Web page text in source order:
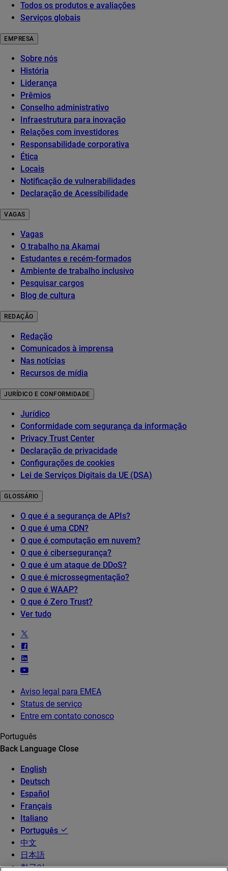
Todos os produtos e avaliações
Serviços globais
EMPRESA
Sobre nós
História
Liderança
Prêmios
Conselho administrativo
Infraestrutura para inovação
Relações com investidores
Responsabilidade corporativa
Ética
Locais
Notificação de vulnerabilidades
Declaração de Acessibilidade
VAGAS
Vagas
O trabalho na Akamai
Estudantes e recém-formados
Ambiente de trabalho inclusivo
Pesquisar cargos
Blog de cultura
REDAÇÃO
Redação
Comunicados à imprensa
Nas notícias
Recursos de mídia
JURÍDICO E CONFORMIDADE
Jurídico
Conformidade com segurança da informação
Privacy Trust Center
Declaração de privacidade
Configurações de cookies
Lei de Serviços Digitais da UE (DSA)
GLOSSÁRIO
O que é a segurança de APIs?
O que é uma CDN?
O que é computação em nuvem?
O que é cibersegurança?
O que é um ataque de DDoS?
O que é microssegmentação?
O que é WAAP?
O que é Zero Trust?
Ver tudo
Aviso legal para EMEA
Status de serviço
Entre em contato conosco
Português
Back Language Close
English
Deutsch
Español
Français
Italiano
Português
中文
日本語
한국어